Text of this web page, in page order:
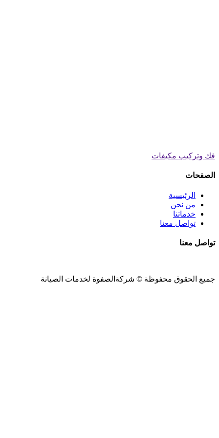
فك وتركيب مكيفات
الصفحات
الرئيسية
من نحن
خدماتنا
تواصل معنا
تواصل معنا
جميع الحقوق محفوظة © شركةالصفوة لخدمات الصيانة